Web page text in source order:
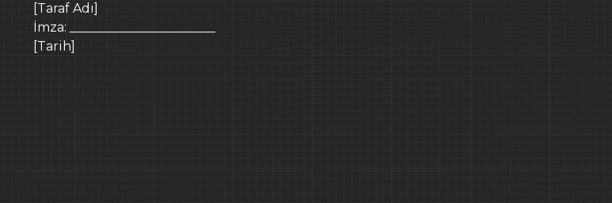
[Taraf Adı]
İmza: _______________________
[Tarih]